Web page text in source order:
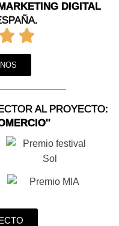
DIGITAL
AL PROYECTO: